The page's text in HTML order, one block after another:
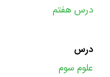
درس هفتم
درس
علوم سوم